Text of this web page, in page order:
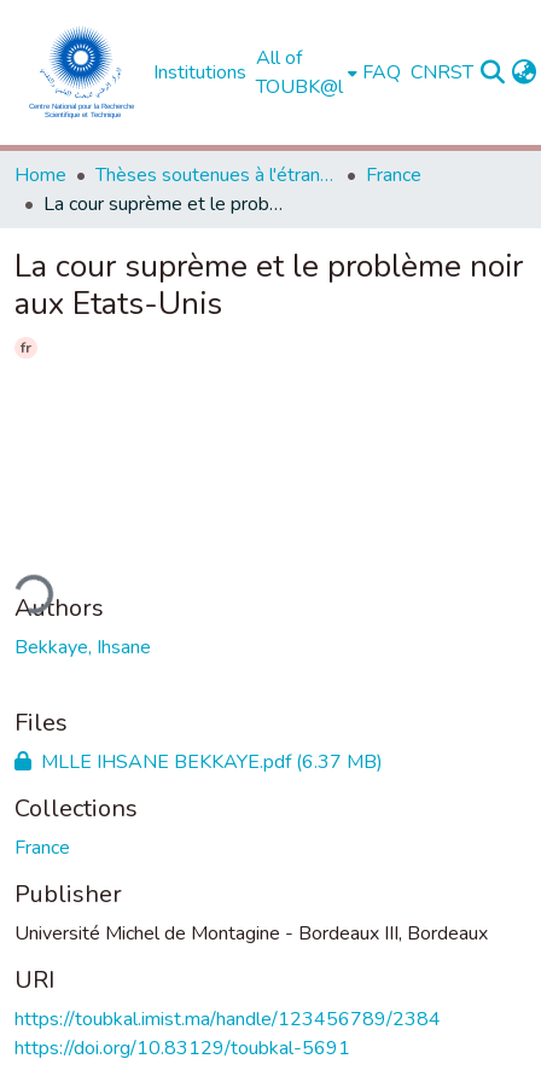
Institutions
All of
TOUBK@l
FAQ CNRST
Home Thèses soutenues à l'étranger
France
La cour suprème et le problème noir aux Etats-Unis
La cour suprème et le problème noir
aux Etats-Unis
fr
Authors
Bekkaye, Ihsane
Files
MLLE IHSANE BEKKAYE.pdf(6.37 MB)
Collections
France
Publisher
Université Michel de Montagine - Bordeaux III, Bordeaux
URI
https://toubkal.imist.ma/handle/123456789/2384
https://doi.org/10.83129/toubkal-5691